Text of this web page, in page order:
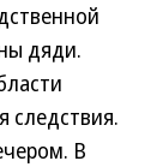
дяди.
следствия.
В